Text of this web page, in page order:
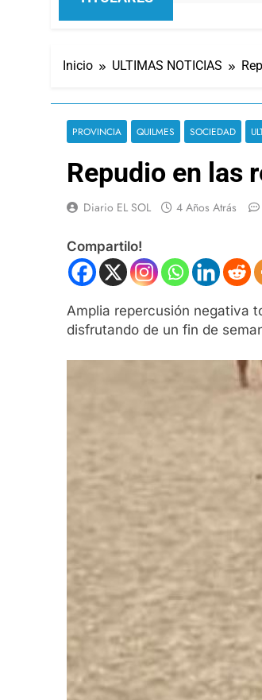
Inicio ULTIMAS NOTICIAS
PROVINCIA QUILMES SOCIEDAD
Repudio en las
Diario EL SOL 4 Años Atrás
Compartilo!
Amplia repercusión negativa
disfrutando de un fin de